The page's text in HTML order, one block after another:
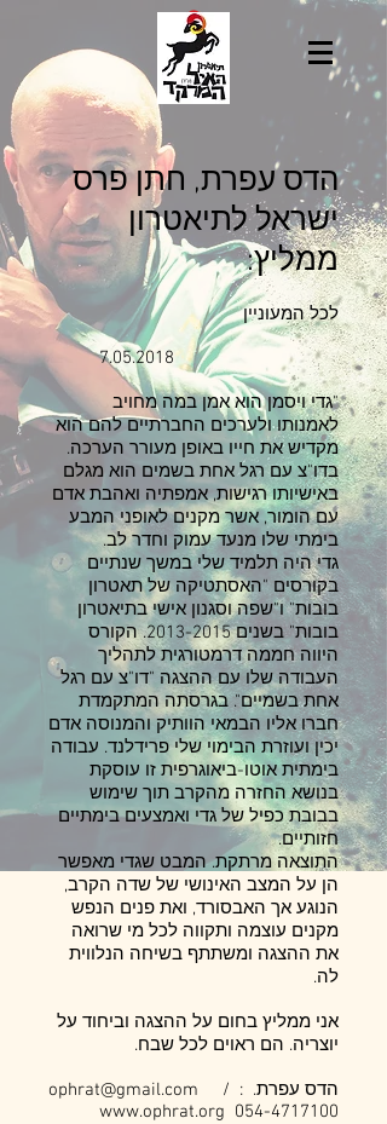
הדס עפרת, חתן פרס
ישראל לתיאטרון
ממליץ:
לכל המעוניין
7.05.2018
"גדי ויסמן הוא אמן במה מחויב
לאמנותו ולערכים החברתיים להם הוא
מקדיש את חייו באופן מעורר הערכה.
בדו"צ עם רגל אחת בשמים הוא מגלם
באישיותו רגישות, אמפתיה ואהבת אדם
עם הומור, אשר מקנים לאופני המבע
בימתי שלו מנעד עמוק וחדר לב.
גדי היה תלמיד שלי במשך שנתיים
בקורסים "האסתטיקה של תאטרון
בובות" ו"שפה וסגנון אישי בתיאטרון
בובות" בשנים 2013-2015. הקורס
היווה חממה דרמטורגית לתהליך
העבודה שלו עם ההצגה "דו"צ עם רגל
אחת בשמיים". בגרסתה המתקמדת
חברו אליו הבמאי הוותיק והמנוסה אדם
יכין ועוזרת הבימוי שלי פרידלנד. עבודה
בימתית אוטו-ביאוגרפית זו עוסקת
בנושא החזרה מהקרב תוך שימוש
בבובת כפיל של גדי ואמצעים בימתיים
חזותיים.
התוצאה מרתקת. המבט שגדי מאפשר
הן על המצב האינושי של שדה הקרב,
הנוגע אך האבסורד, ואת פנים הנפש
מקנים עוצמה ותקווה לכל מי שרואה
את ההצגה ומשתתף בשיחה הנלווית
לה.
אני ממליץ בחום על ההצגה וביחוד על
יוצריה. הם ראוים לכל שבח.
הדס עפרת. : ophrat@gmail.com /
www.ophrat.org 054-4717100